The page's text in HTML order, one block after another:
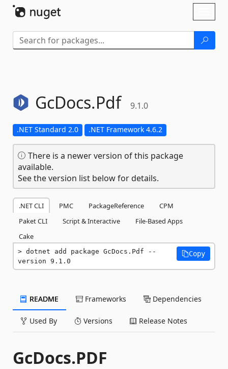
GcDocs.Pdf 9.1.0
.NET Standard 2.0 .NET Framework 4.6.2
There is a newer version of this package
available.
See the version list below for details.
.NET CLI PMC PackageReference
CPM
Paket CLI
Script & Interactive
File-Based Apps
Cake
dotnet add package GcDocs.Pdf --
version 9.1.0
Copy
README Frameworks Dependencies
Used By Versions Release Notes
GcDocs.PDF